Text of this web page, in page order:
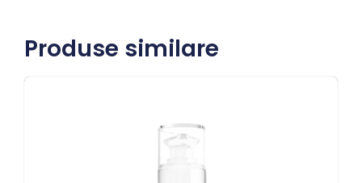
Produse similare